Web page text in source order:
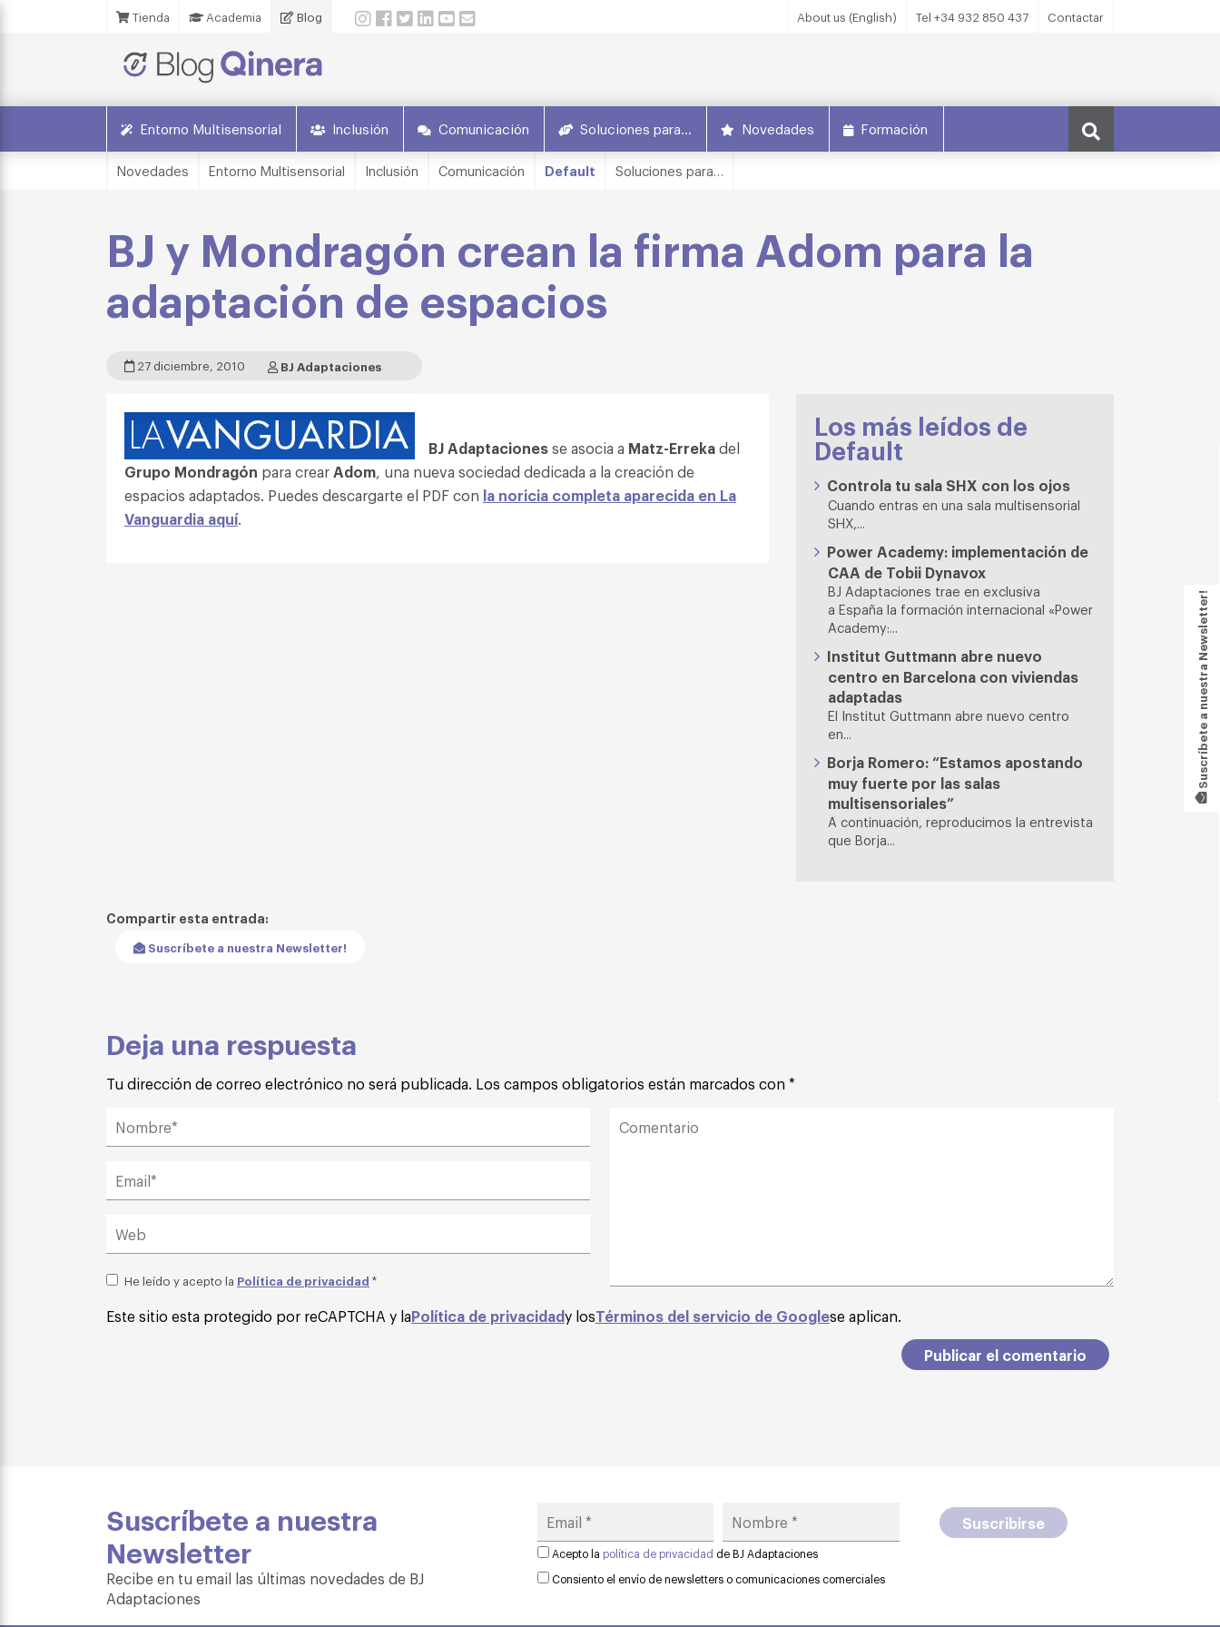
Tienda Academia Blog About us (English) Tel +34 932 850 437 Contactar
Entorno Multisensorial Inclusión Comunicación Soluciones para… Novedades Formación
Suscríbete a nuestra Newsletter!
Novedades Entorno Multisensorial Inclusión Comunicación Default Soluciones para…
BJ y Mondragón crean la firma Adom para la
adaptación de espacios
27 diciembre, 2010 BJ Adaptaciones
BJ Adaptacionesse asocia a Matz-Errekadel
Grupo Mondragón para crearAdom, una nueva sociedad dedicada a la creación de
espacios adaptados. Puedes descargarte el PDF con la noricia completa aparecida en La
Vanguardia aquí.
Los más leídos de
Default
Controla tu sala SHX con los ojos
Cuando entras en una sala multisensorial
SHX,...
Power Academy: implementación de
CAA de Tobii Dynavox
BJ Adaptaciones trae en exclusiva
a España la formación internacional «Power
Academy:...
Institut Guttmann abre nuevo
centro en Barcelona con viviendas
adaptadas
El Institut Guttmann abre nuevo centro
en...
Borja Romero: “Estamos apostando
muy fuerte por las salas
multisensoriales”
A continuación, reproducimos la entrevista
que Borja...
Compartir esta entrada:
Suscríbete a nuestra Newsletter!
Deja una respuesta
Tu dirección de correo electrónico no será publicada. Los campos obligatorios están marcados con *
He leído y acepto la Política de privacidad *
Este sitio esta protegido por reCAPTCHA y laPolítica de privacidady losTérminos del servicio de Googlese aplican.
Suscríbete a nuestra
Newsletter
Recibe en tu email las últimas novedades de BJ
Adaptaciones
Acepto la política de privacidad de BJ Adaptaciones
Consiento el envío de newsletters o comunicaciones comerciales